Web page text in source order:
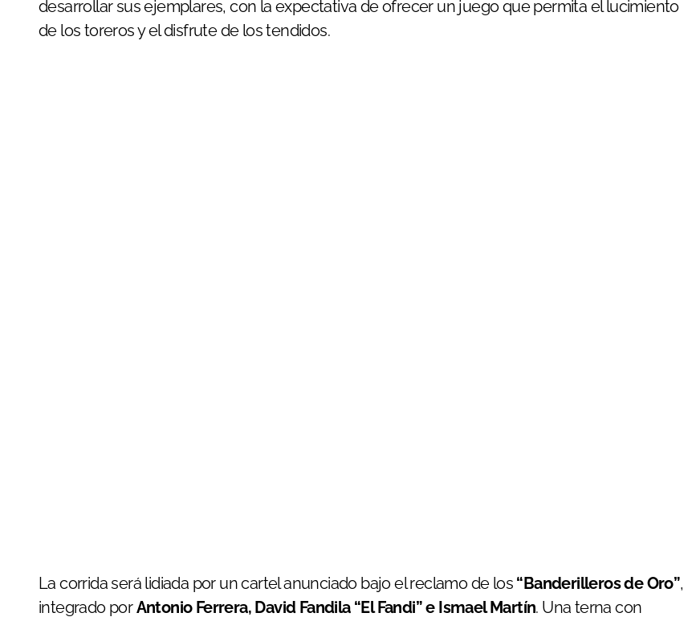
desarrollar sus ejemplares, con la expectativa de ofrecer un juego que permita el lucimiento
de los toreros y el disfrute de los tendidos.
La corrida será lidiada por un cartel anunciado bajo el reclamo de los “Banderilleros de Oro”,
integrado porAntonio Ferrera, David Fandila “El Fandi” e Ismael Martín. Una terna con